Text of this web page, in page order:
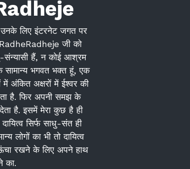
उनके लिए इंटरनेट जगत पर
जी को
संन्यासी हैं, न कोई आश्रम
भगवत भक्त हूं, एक
अंकित अक्षरों में ईश्वर की
है. फिर अपनी समझ के
है. इसमें मेरा कुछ है ही
सिर्फ साधु-संत ही
लोगों का भी तो दायित्व
रखने के लिए अपने हाथ
का.